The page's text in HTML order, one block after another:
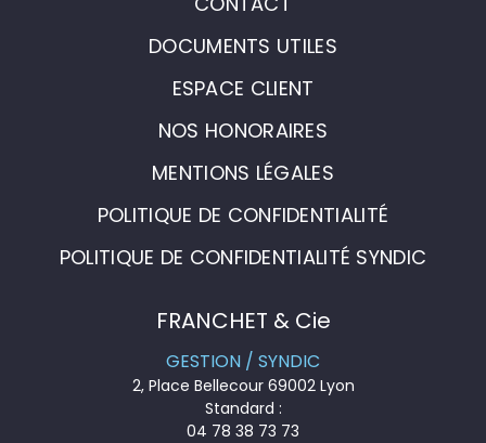
DOCUMENTS UTILES
ESPACE CLIENT
NOS HONORAIRES
MENTIONS LÉGALES
POLITIQUE DE CONFIDENTIALITÉ
POLITIQUE DE CONFIDENTIALITÉ SYNDIC
FRANCHET & Cie
GESTION / SYNDIC
2, Place Bellecour 69002 Lyon
Standard :
04 78 38 73 73